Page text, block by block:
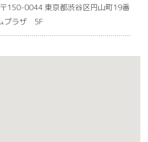
〒150-0044 東京都渋谷区円山町19番
プラザ 5F